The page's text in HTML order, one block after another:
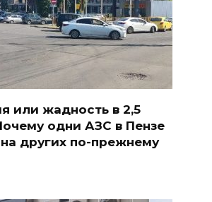
или жадность в 2,5
одни АЗС в Пензе
других по-прежнему